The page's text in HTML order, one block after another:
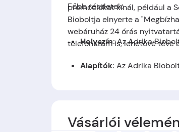
promóciókat kínál, például a
Bioboltja elnyerte a
webáruház 24 órás
telefonszám is, lehetővé téve
Főbb részletek:
Helyszín:Az Adrika
Alapítók: Az Adrika
Vásárlói